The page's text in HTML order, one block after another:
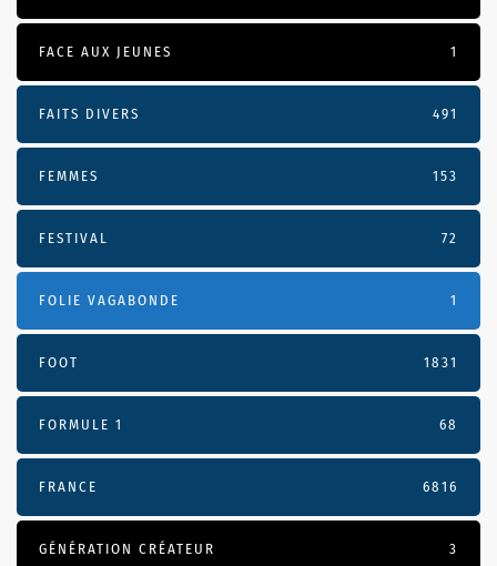
FACE AUX JEUNES 1
FAITS DIVERS 491
FEMMES 153
FESTIVAL 72
FOLIE VAGABONDE 1
FOOT 1831
FORMULE 1 68
FRANCE 6816
GÉNÉRATION CRÉATEUR 3